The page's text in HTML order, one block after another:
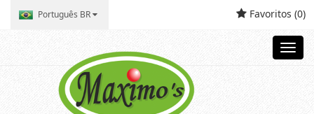
Português BR Favoritos (0)